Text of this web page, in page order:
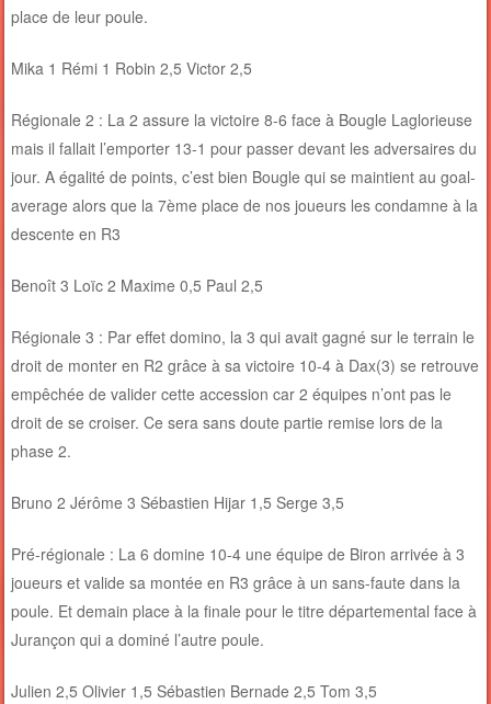
place de leur poule.
Mika 1 Rémi 1 Robin 2,5 Victor 2,5
Régionale 2 : La 2 assure la victoire 8-6 face à Bougle Laglorieuse
mais il fallait l’emporter 13-1 pour passer devant les adversaires du
jour. A égalité de points, c’est bien Bougle qui se maintient au goal-
average alors que la 7ème place de nos joueurs les condamne à la
descente en R3
Benoît 3 Loïc 2 Maxime 0,5 Paul 2,5
Régionale 3 : Par effet domino, la 3 qui avait gagné sur le terrain le
droit de monter en R2 grâce à sa victoire 10-4 à Dax(3) se retrouve
empêchée de valider cette accession car 2 équipes n’ont pas le
droit de se croiser. Ce sera sans doute partie remise lors de la
phase 2.
Bruno 2 Jérôme 3 Sébastien Hijar 1,5 Serge 3,5
Pré-régionale : La 6 domine 10-4 une équipe de Biron arrivée à 3
joueurs et valide sa montée en R3 grâce à un sans-faute dans la
poule. Et demain place à la finale pour le titre départemental face à
Jurançon qui a dominé l’autre poule.
Julien 2,5 Olivier 1,5 Sébastien Bernade 2,5 Tom 3,5